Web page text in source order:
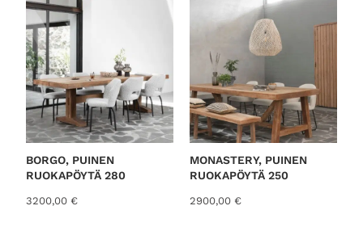
BORGO, PUINEN
RUOKAPÖYTÄ 280
3200,00 €
MONASTERY, PUINEN
RUOKAPÖYTÄ 250
2900,00 €